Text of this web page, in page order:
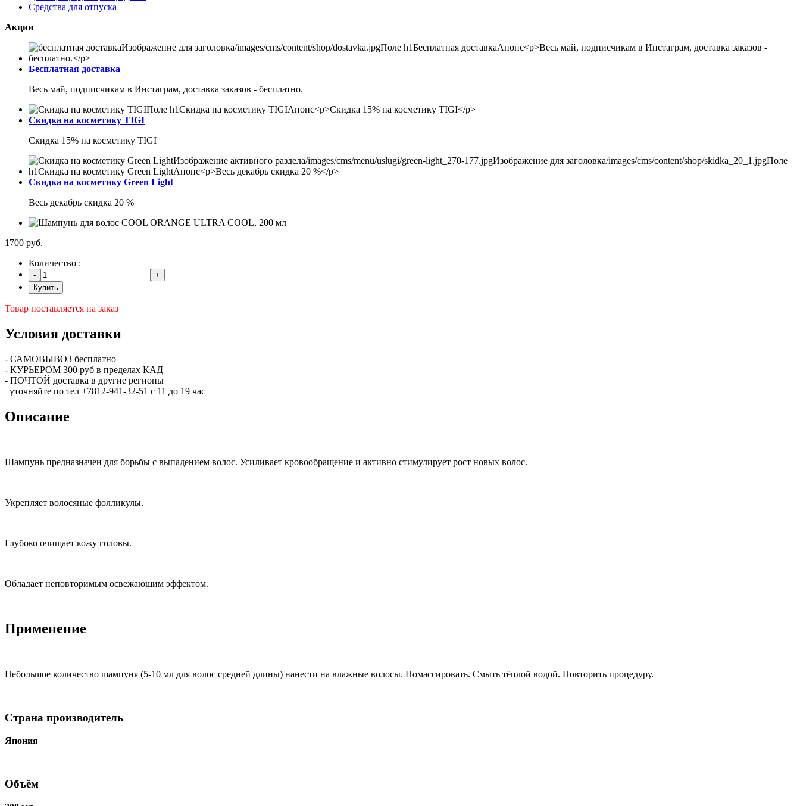
Средства для отпуска
Акции
Бесплатная доставка
Весь май, подписчикам в Инстаграм, доставка заказов - бесплатно.
Скидка на косметику TIGI
Скидка 15% на косметику TIGI
Скидка на косметику Green Light
Весь декабрь скидка 20 %
1700 руб.
Количество :
Купить
Товар поставляется на заказ
Условия доставки
- САМОВЫВОЗ бесплатно
- КУРЬЕРОМ 300 руб в пределах КАД
- ПОЧТОЙ доставка в другие регионы
уточняйте по тел +7812-941-32-51 с 11 до 19 час
Описание
Шампунь предназначен для борьбы с выпадением волос. Усиливает кровообращение и активно стимулирует рост новых волос.
Укрепляет волосяные фолликулы.
Глубоко очищает кожу головы.
Обладает неповторимым освежающим эффектом.
Применение
Небольшое количество шампуня (5-10 мл для волос средней длины) нанести на влажные волосы. Помассировать. Смыть тёплой водой. Повторить процедуру.
Страна производитель
Япония
Объём